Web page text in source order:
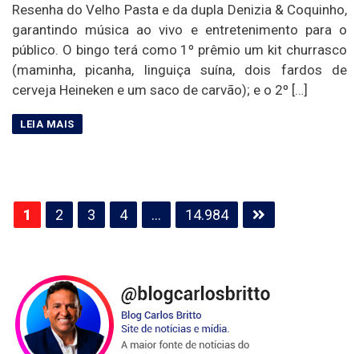
Resenha do Velho Pasta e da dupla Denizia & Coquinho,
garantindo música ao vivo e entretenimento para o
público. O bingo terá como 1º prêmio um kit churrasco
(maminha, picanha, linguiça suína, dois fardos de
cerveja Heineken e um saco de carvão); e o 2º […]
Paginação
de
1 2 3 4 … 14.984